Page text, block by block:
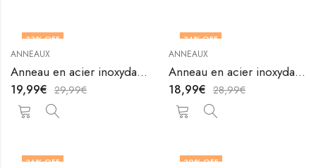
33% OFF
ANNEAUX
Anneau en acier inoxydable plaqué or 18K de V&F Jewelers
19,99€ 29,99€
34% OFF
ANNEAUX
Anneau en acier inoxydable plaqué or 18K de V&F Jewelers
18,99€ 28,99€
36% OFF
30% OFF